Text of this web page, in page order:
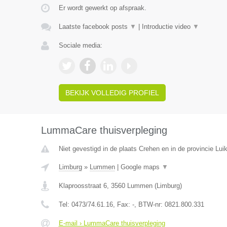
Er wordt gewerkt op afspraak.
Laatste facebook posts ▼ Introductie video ▼
Sociale media:
BEKIJK VOLLEDIG PROFIEL
LummaCare thuisverpleging
Niet gevestigd in de plaats Crehen en in de provincie
Limburg» Lummen| Google maps ▼
Klaproosstraat 6, 3560 Lummen(Limburg)
Tel: 0473/74.61.16, Fax: -, BTW-nr: 0821.800.331
E-mail › LummaCare thuisverpleging